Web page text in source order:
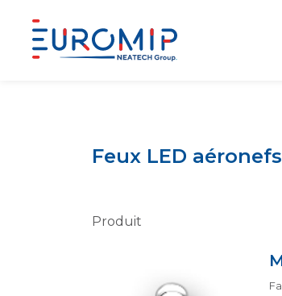
Feux LED
Produit